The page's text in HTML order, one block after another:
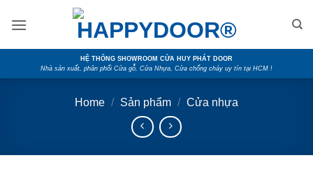
HỆ THỐNG SHOWROOM CỬA HUY PHÁT DOOR
Nhà sản xuất, phân phối Cửa gỗ, Cửa Nhựa, Cửa chống cháy uy tín tại HCM !
Home / Sản phẩm / Cửa nhựa